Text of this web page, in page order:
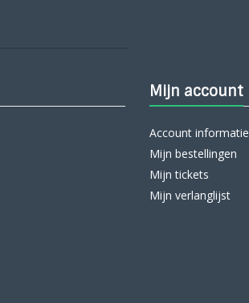
Mijn account
Account informatie
Mijn bestellingen
Mijn tickets
Mijn verlanglijst